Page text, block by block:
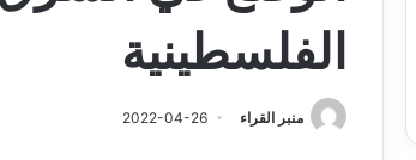
الفلسطينية
منبر القراء 2022-04-26
2026-08-07
على الادماج المبكّر للمتمدرسين
وبرامج